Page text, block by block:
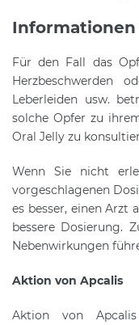
Informationen
Für den Fall das
Herzbeschwerden
Leberleiden usw.
solche Opfer zu
Oral Jelly zu
Wenn Sie nicht
vorgeschlagenen
es besser, einen Arzt
bessere Dosierung.
Nebenwirkungen
Aktion von Apcalis
Aktion von